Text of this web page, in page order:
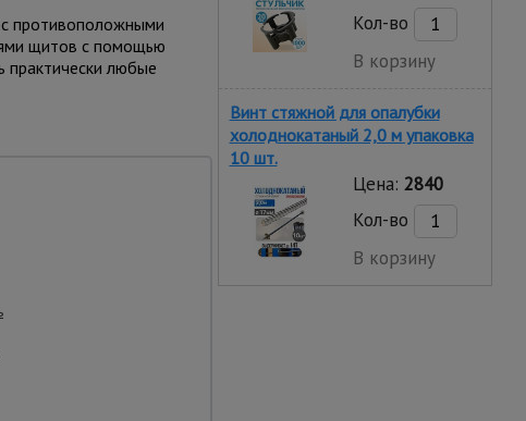
противоположными
щитов с помощью
практически любые
использование.
Кол-во
В корзину
Винт стяжной для опалубки
холоднокатаный 2,0 м упаковка
10 шт.
Цена: 2840
Кол-во
В корзину